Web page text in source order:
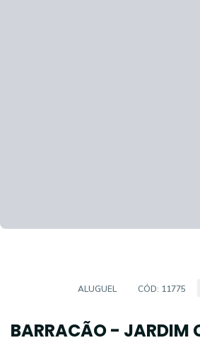
ALUGUEL CÓD: 11775
BARRACÃO - JARDIM